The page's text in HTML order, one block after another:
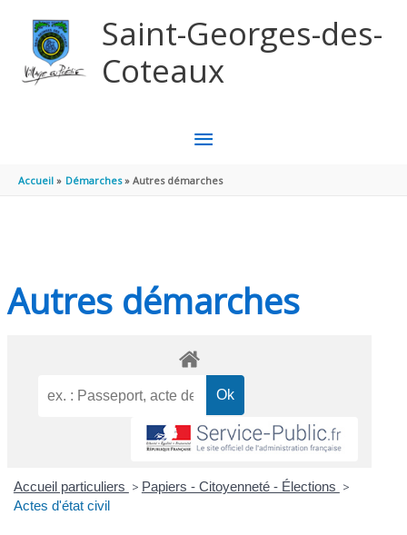
Saint-Georges-des-
Coteaux
MENU
PRINCIPAL
Accueil Démarches Autres démarches
Autres démarches
Accueil particuliers > Papiers - Citoyenneté - Élections >
Actes d'état civil